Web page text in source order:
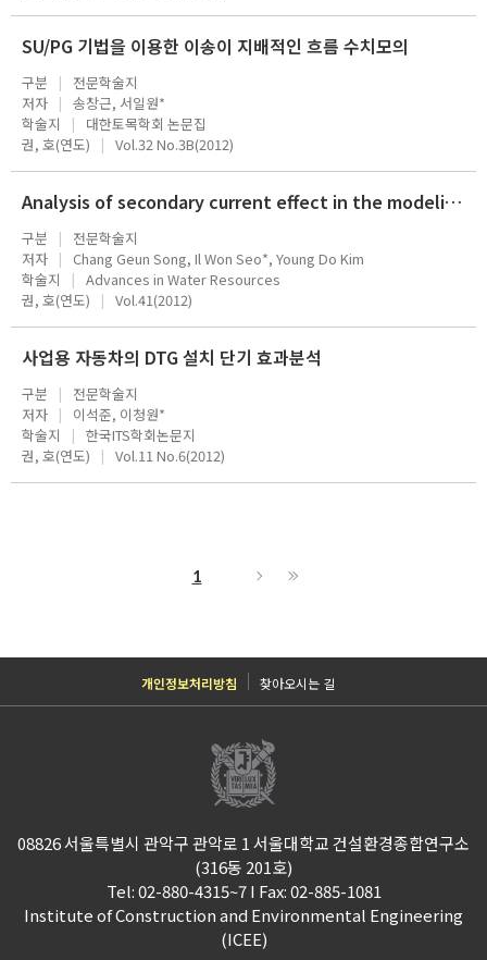
SU/PG 기법을 이용한 이송이 지배적인 흐름 수치모의
구분
전문학술지
저자
송창근, 서일원*
학술지
대한토목학회 논문집
권, 호(연도)
Vol.32 No.3B(2012)
Analysis of secondary current effect in the modeling of shallow flow in open channels
구분
전문학술지
저자
Chang Geun Song, Il Won Seo*, Young Do Kim
학술지
Advances in Water Resources
권, 호(연도)
Vol.41(2012)
사업용 자동차의 DTG 설치 단기 효과분석
구분
전문학술지
저자
이석준, 이청원*
학술지
한국ITS학회논문지
권, 호(연도)
Vol.11 No.6(2012)
1
개인정보처리방침 찾아오시는 길
08826 서울특별시 관악구 관악로 1 서울대학교 건설환경종합연구소
(316동 201호)
Tel: 02-880-4315~7 I Fax: 02-885-1081
Institute of Construction and Environmental Engineering
(ICEE)